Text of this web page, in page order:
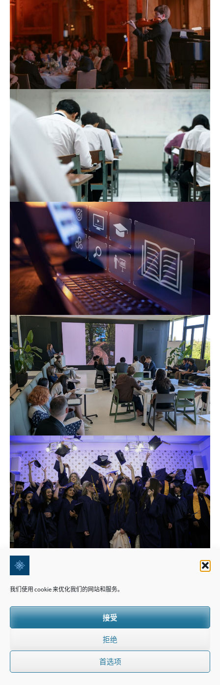
我们使用 cookie 来优化我们的网站和服务。
接受
拒绝
首选项